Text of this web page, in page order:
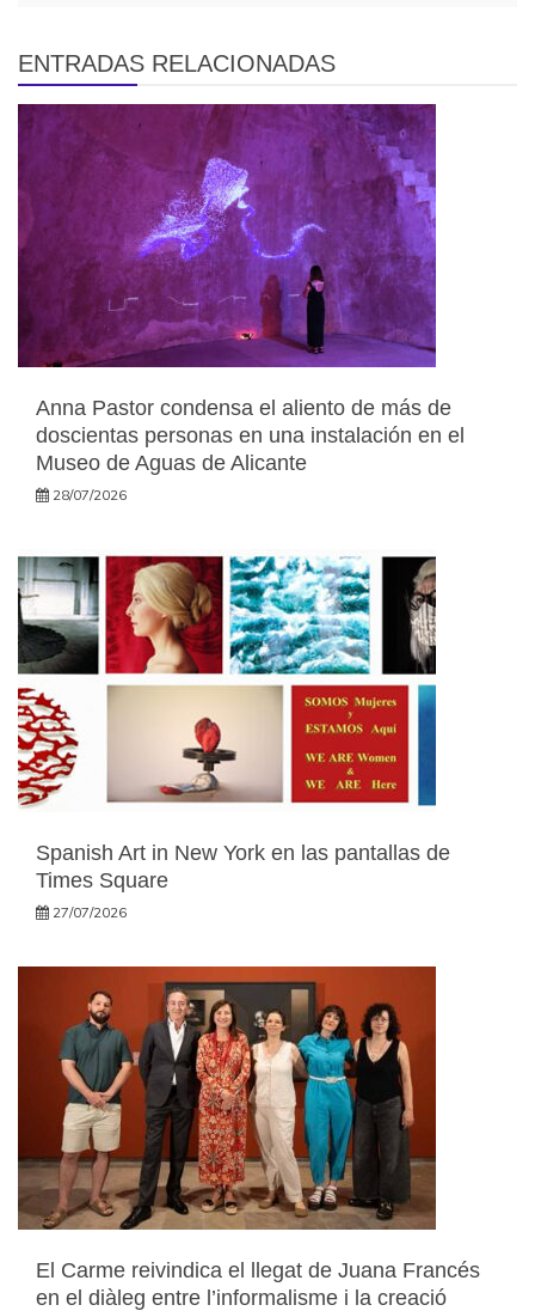
ENTRADAS RELACIONADAS
Anna Pastor condensa el aliento de más de
doscientas personas en una instalación en el
Museo de Aguas de Alicante
28/07/2026
Spanish Art in New York en las pantallas de
Times Square
27/07/2026
El Carme reivindica el llegat de Juana Francés
en el diàleg entre l’informalisme i la creació